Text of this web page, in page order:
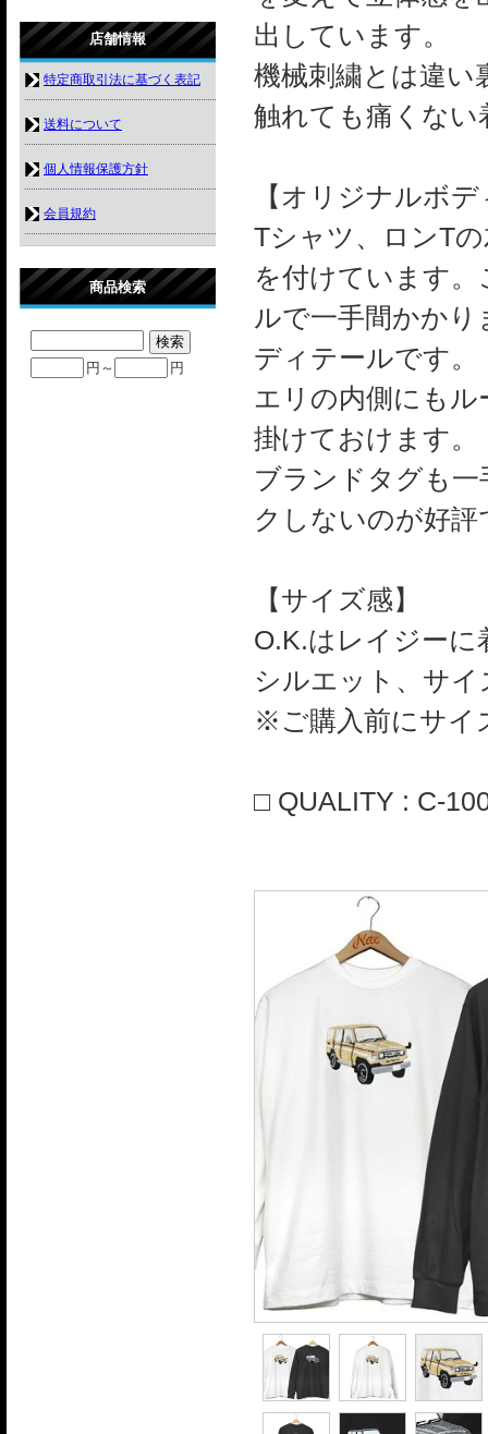
出しています。
機械刺繍とは違い
触れても痛くない
【オリジナルボ
Tシャツ、ロンT
を付けています
ルで一手間かか
ディテールです。
エリの内側にも
掛けておけます。
ブランドタグも
クしないのが好評
【サイズ感】
O.K.はレイジー
シルエット、サ
※ご購入前にサイ
□ QUALITY : C-
店舗情報
特定商取引法に基づく表記
送料について
個人情報保護方針
会員規約
商品検索
円～ 円